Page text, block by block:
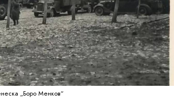
„Боро Менков“